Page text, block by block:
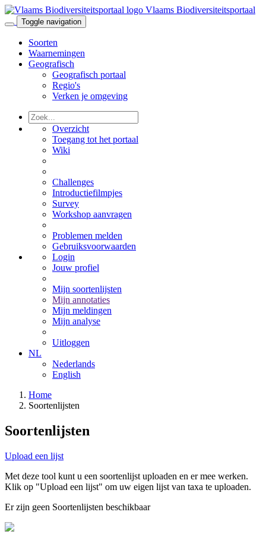
Vlaams Biodiversiteitsportaal
Toggle navigation
Soorten
Waarnemingen
Geografisch
Geografisch portaal
Regio's
Verken je omgeving
Overzicht
Toegang tot het portaal
Wiki
Challenges
Introductiefilmpjes
Survey
Workshop aanvragen
Problemen melden
Gebruiksvoorwaarden
Login
Jouw profiel
Mijn soortenlijsten
Mijn annotaties
Mijn meldingen
Mijn analyse
Uitloggen
NL
Nederlands
English
Home
Soortenlijsten
Soortenlijsten
Upload een lijst
Met deze tool kunt u een soortenlijst uploaden en er mee werken.
Klik op "Upload een lijst" om uw eigen lijst van taxa te uploaden.
Er zijn geen Soortenlijsten beschikbaar